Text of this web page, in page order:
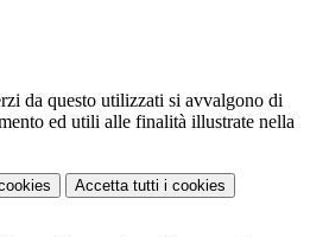
da questo utilizzati si avvalgono di
ed utili alle finalità illustrate nella
Accetta tutti i cookies